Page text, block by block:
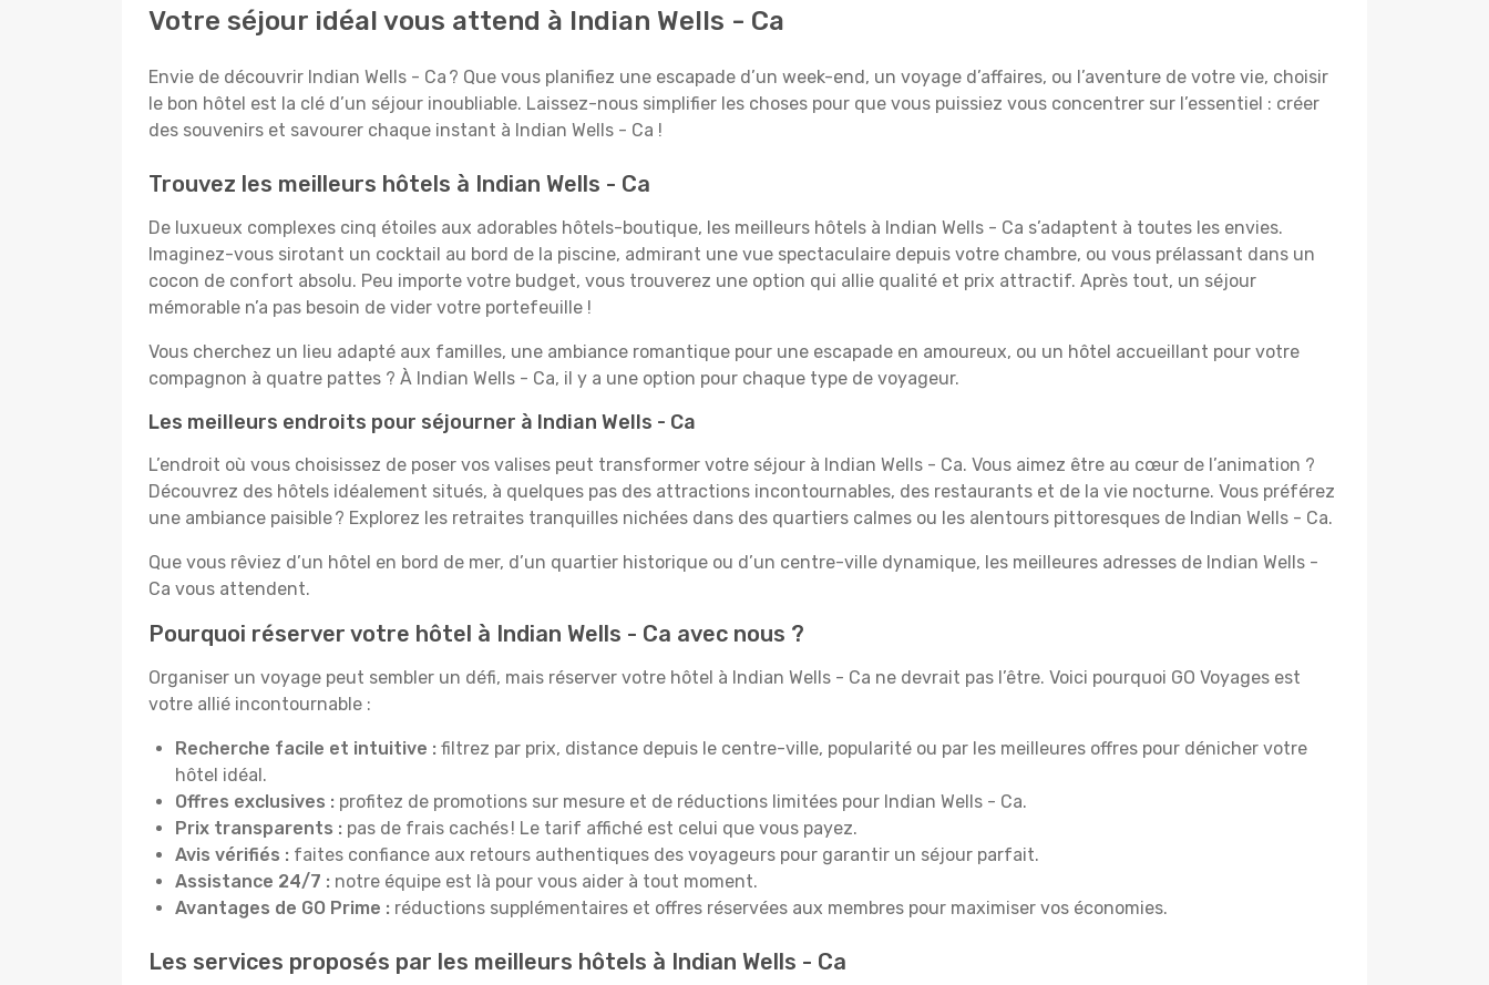
Votre séjour idéal vous attend à Indian Wells - Ca
Envie de découvrir Indian Wells - Ca ? Que vous planifiez une escapade d’un week-end, un voyage d’affaires, ou l’aventure de votre vie, choisir
le bon hôtel est la clé d’un séjour inoubliable. Laissez-nous simplifier les choses pour que vous puissiez vous concentrer sur l’essentiel : créer
des souvenirs et savourer chaque instant à Indian Wells - Ca !
Trouvez les meilleurs hôtels à Indian Wells - Ca
De luxueux complexes cinq étoiles aux adorables hôtels-boutique, les meilleurs hôtels à Indian Wells - Ca s’adaptent à toutes les envies.
Imaginez-vous sirotant un cocktail au bord de la piscine, admirant une vue spectaculaire depuis votre chambre, ou vous prélassant dans un
cocon de confort absolu. Peu importe votre budget, vous trouverez une option qui allie qualité et prix attractif. Après tout, un séjour
mémorable n’a pas besoin de vider votre portefeuille !
Vous cherchez un lieu adapté aux familles, une ambiance romantique pour une escapade en amoureux, ou un hôtel accueillant pour votre
compagnon à quatre pattes ? À Indian Wells - Ca, il y a une option pour chaque type de voyageur.
Les meilleurs endroits pour séjourner à Indian Wells - Ca
L’endroit où vous choisissez de poser vos valises peut transformer votre séjour à Indian Wells - Ca. Vous aimez être au cœur de l’animation ?
Découvrez des hôtels idéalement situés, à quelques pas des attractions incontournables, des restaurants et de la vie nocturne. Vous préférez
une ambiance paisible ? Explorez les retraites tranquilles nichées dans des quartiers calmes ou les alentours pittoresques de Indian Wells - Ca.
Que vous rêviez d’un hôtel en bord de mer, d’un quartier historique ou d’un centre-ville dynamique, les meilleures adresses de Indian Wells -
Ca vous attendent.
Pourquoi réserver votre hôtel à Indian Wells - Ca avec nous ?
Organiser un voyage peut sembler un défi, mais réserver votre hôtel à Indian Wells - Ca ne devrait pas l’être. Voici pourquoi GO Voyages est
votre allié incontournable :
Recherche facile et intuitive : filtrez par prix, distance depuis le centre-ville, popularité ou par les meilleures offres pour dénicher votre
hôtel idéal.
Offres exclusives : profitez de promotions sur mesure et de réductions limitées pour Indian Wells - Ca.
Prix transparents : pas de frais cachés ! Le tarif affiché est celui que vous payez.
Avis vérifiés : faites confiance aux retours authentiques des voyageurs pour garantir un séjour parfait.
Assistance 24/7 : notre équipe est là pour vous aider à tout moment.
Avantages de GO Prime : réductions supplémentaires et offres réservées aux membres pour maximiser vos économies.
Les services proposés par les meilleurs hôtels à Indian Wells - Ca